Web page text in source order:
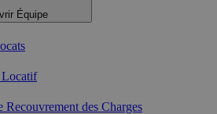
Équipe
Recouvrement des Charges